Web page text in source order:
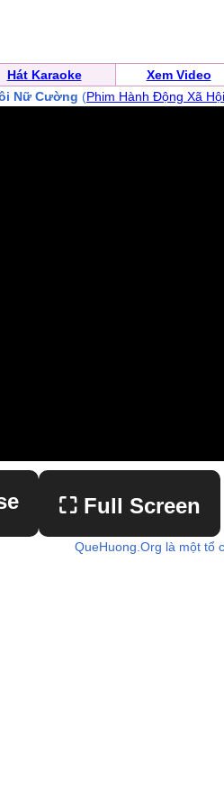
Hát Karaoke Xem Video
Nữ Cường (Phim Hành Động Xã
⛶ Full Screen
QueHuong.Org là một tổ